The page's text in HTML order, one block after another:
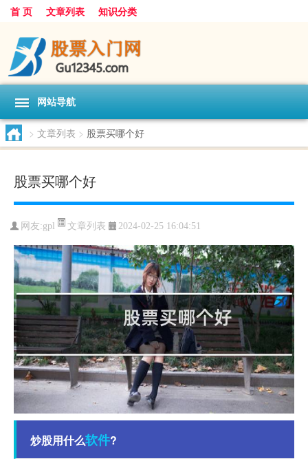
首 页 文章列表 知识分类
网站导航
> 文章列表 > 股票买哪个好
股票买哪个好
网友:gpl 文章列表 2024-02-25 16:04:51
炒股用什么软件?